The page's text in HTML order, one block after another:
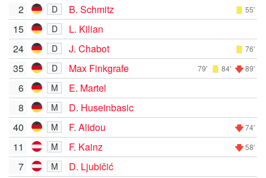
2
D B. Schmitz 55'
15 D
L. Kilian
24
D J. Chabot 76'
35 D Max Finkgrafe 79' 84' 89'
6 M
E. Martel
8
M
D. Huseinbasic
40
M F. Alidou 74'
11 M F. Kainz 58'
7 M
D. Ljubičić